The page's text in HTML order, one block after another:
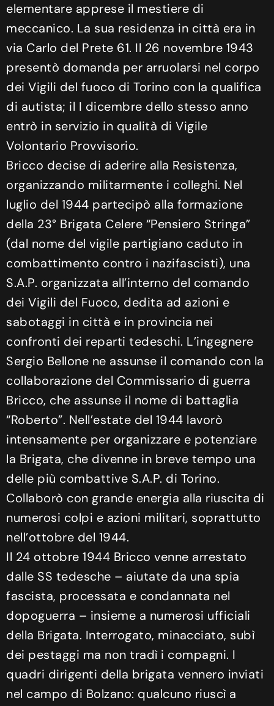
elementare apprese il mestiere di
meccanico. La sua residenza in città era in
via Carlo del Prete 61. Il 26 novembre 1943
presentò domanda per arruolarsi nel corpo
dei Vigili del fuoco di Torino con la qualifica
di autista; il I dicembre dello stesso anno
entrò in servizio in qualità di Vigile
Volontario Provvisorio.
Bricco decise di aderire alla Resistenza,
organizzando militarmente i colleghi. Nel
luglio del 1944 partecipò alla formazione
della 23° Brigata Celere “Pensiero Stringa”
(dal nome del vigile partigiano caduto in
combattimento contro i nazifascisti), una
S.A.P. organizzata all’interno del comando
dei Vigili del Fuoco, dedita ad azioni e
sabotaggi in città e in provincia nei
confronti dei reparti tedeschi. L’ingegnere
Sergio Bellone ne assunse il comando con la
collaborazione del Commissario di guerra
Bricco, che assunse il nome di battaglia
“Roberto”. Nell’estate del 1944 lavorò
intensamente per organizzare e potenziare
la Brigata, che divenne in breve tempo una
delle più combattive S.A.P. di Torino.
Collaborò con grande energia alla riuscita di
numerosi colpi e azioni militari, soprattutto
nell’ottobre del 1944.
Il 24 ottobre 1944 Bricco venne arrestato
dalle SS tedesche – aiutate da una spia
fascista, processata e condannata nel
dopoguerra – insieme a numerosi ufficiali
della Brigata. Interrogato, minacciato, subì
dei pestaggi ma non tradì i compagni. I
quadri dirigenti della brigata vennero inviati
nel campo di Bolzano: qualcuno riuscì a